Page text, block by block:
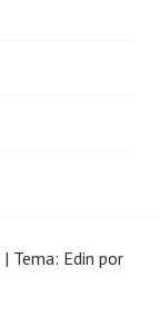
| Tema: Edin por